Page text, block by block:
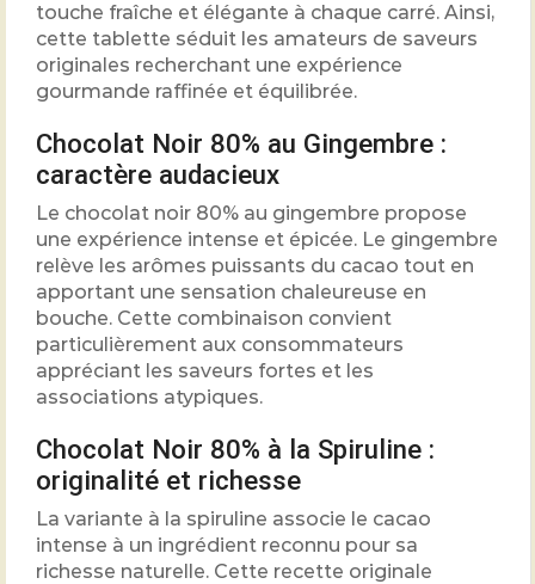
touche fraîche et élégante à chaque carré. Ainsi,
cette tablette séduit les amateurs de saveurs
originales recherchant une expérience
gourmande raffinée et équilibrée.
Chocolat Noir 80% au Gingembre :
caractère audacieux
Le chocolat noir 80% au gingembre propose
une expérience intense et épicée. Le gingembre
relève les arômes puissants du cacao tout en
apportant une sensation chaleureuse en
bouche. Cette combinaison convient
particulièrement aux consommateurs
appréciant les saveurs fortes et les
associations atypiques.
Chocolat Noir 80% à la Spiruline :
originalité et richesse
La variante à la spiruline associe le cacao
intense à un ingrédient reconnu pour sa
richesse naturelle. Cette recette originale